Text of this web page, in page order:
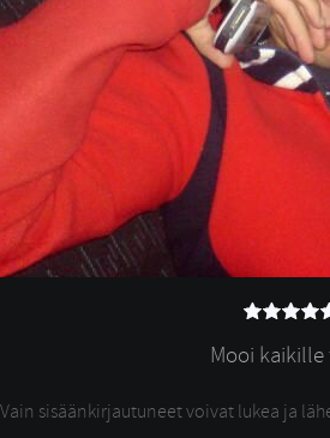
Mooi kaikille
Vain sisäänkirjautuneet voivat lukea ja